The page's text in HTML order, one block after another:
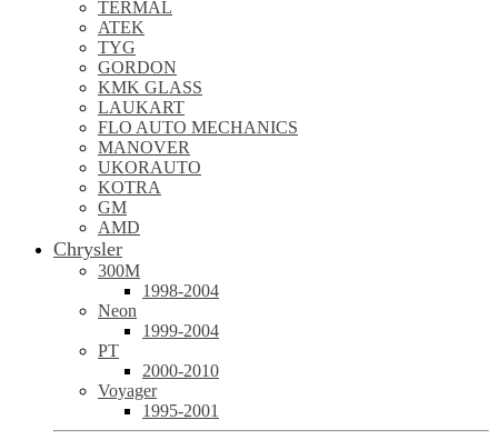
TERMAL
ATEK
TYG
GORDON
KMK GLASS
LAUKART
FLO AUTO MECHANICS
MANOVER
UKORAUTO
KOTRA
GM
AMD
Chrysler
300M
1998-2004
Neon
1999-2004
PT
2000-2010
Voyager
1995-2001